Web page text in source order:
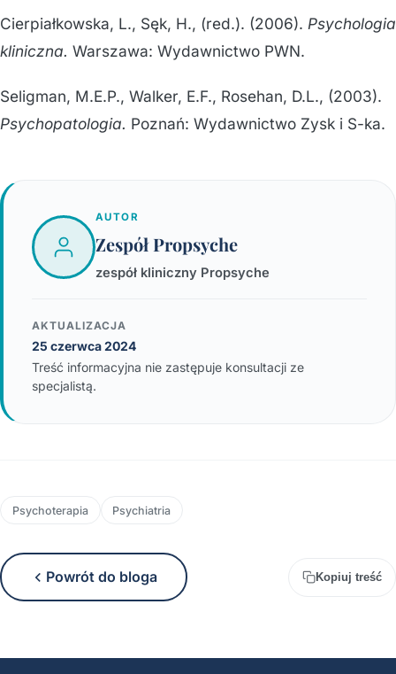
Cierpiałkowska, L., Sęk, H., (red.). (2006). Psychologia
kliniczna. Warszawa: Wydawnictwo PWN.
Seligman, M.E.P., Walker, E.F., Rosehan, D.L., (2003).
Psychopatologia. Poznań: Wydawnictwo Zysk i S-ka.
AUTOR
Zespół Propsyche
zespół kliniczny Propsyche
AKTUALIZACJA
25 czerwca 2024
Treść informacyjna nie zastępuje konsultacji ze
specjalistą.
Psychoterapia Psychiatria
Powrót do bloga Kopiuj treść